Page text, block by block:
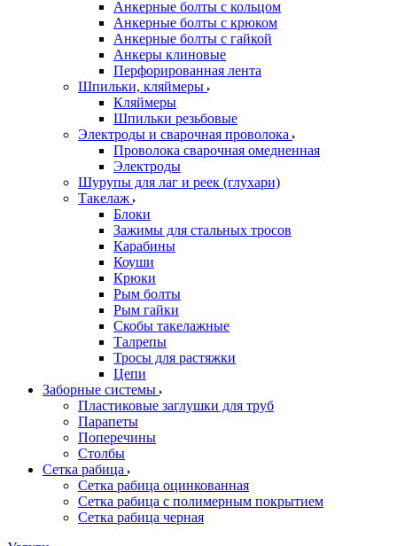
Анкерные болты с кольцом
Анкерные болты с крюком
Анкерные болты с гайкой
Анкеры клиновые
Перфорированная лента
Шпильки, кляймеры
Кляймеры
Шпильки резьбовые
Электроды и сварочная проволока
Проволока сварочная омедненная
Электроды
Шурупы для лаг и реек (глухари)
Такелаж
Блоки
Зажимы для стальных тросов
Карабины
Коуши
Крюки
Рым болты
Рым гайки
Скобы такелажные
Талрепы
Тросы для растяжки
Цепи
Заборные системы
Пластиковые заглушки для труб
Парапеты
Поперечины
Столбы
Сетка рабица
Сетка рабица оцинкованная
Сетка рабица с полимерным покрытием
Сетка рабица черная